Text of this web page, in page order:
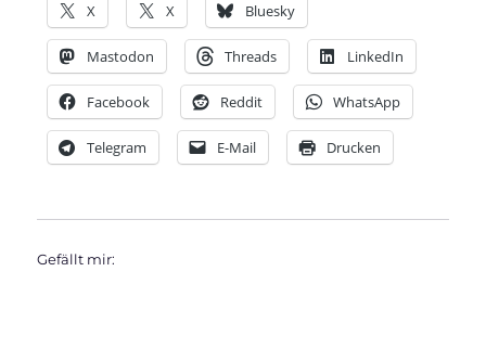
X X Bluesky
Mastodon Threads LinkedIn
Facebook Reddit WhatsApp
Telegram E-Mail Drucken
Gefällt mir: